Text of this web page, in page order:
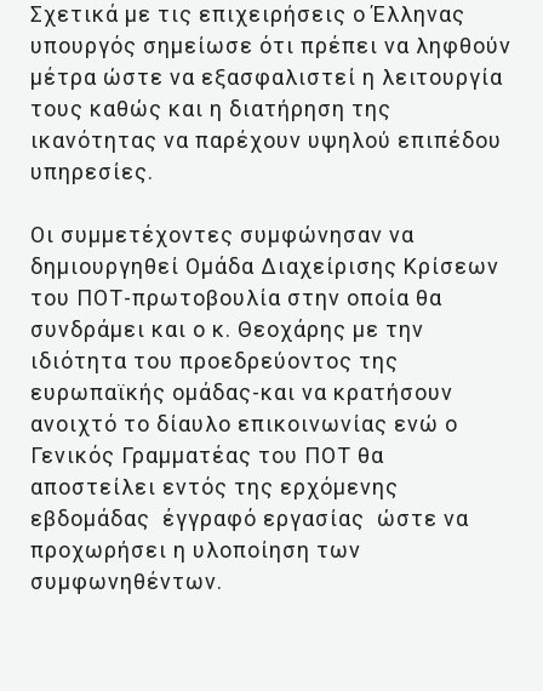
Σχετικά με τις επιχειρήσεις ο Έλληνας
υπουργός σημείωσε ότι πρέπει να ληφθούν
μέτρα ώστε να εξασφαλιστεί η λειτουργία
τους καθώς και η διατήρηση της
ικανότητας να παρέχουν υψηλού επιπέδου
υπηρεσίες.
Οι συμμετέχοντες συμφώνησαν να
δημιουργηθεί Ομάδα Διαχείρισης Κρίσεων
του ΠΟΤ-πρωτοβουλία στην οποία θα
συνδράμει και ο κ. Θεοχάρης με την
ιδιότητα του προεδρεύοντος της
ευρωπαϊκής ομάδας-και να κρατήσουν
ανοιχτό το δίαυλο επικοινωνίας ενώ ο
Γενικός Γραμματέας του ΠΟΤ θα
αποστείλει εντός της ερχόμενης
εβδομάδας έγγραφό εργασίας ώστε να
προχωρήσει η υλοποίηση των
συμφωνηθέντων.